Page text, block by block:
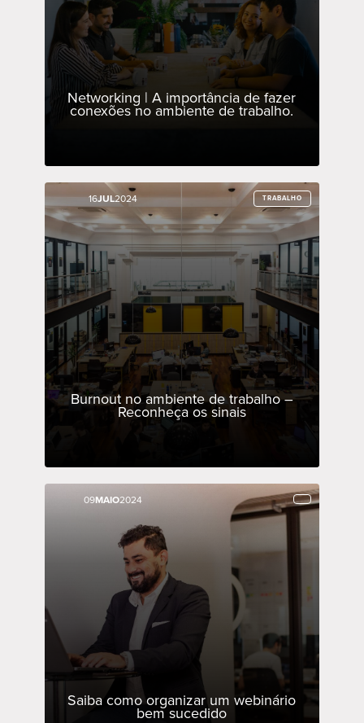
Networking | A importância de fazer
conexões no ambiente de trabalho.
16JUL2024 TRABALHO
Burnout no ambiente de trabalho –
Reconheça os sinais
16JUL2024 TRABALHO
09MAIO2024
Saiba como organizar um webinário
bem sucedido
09MAIO2024